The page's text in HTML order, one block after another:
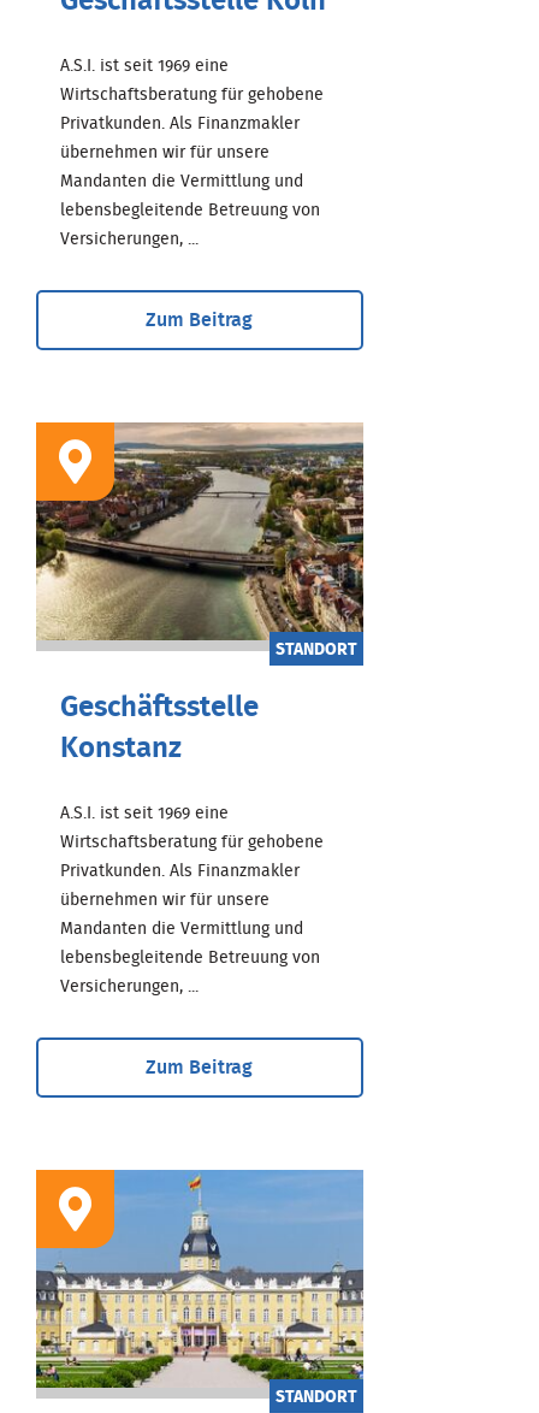
A.S.I. ist seit 1969 eine
Wirtschaftsberatung für gehobene
Privatkunden. Als Finanzmakler
übernehmen wir für unsere
Mandanten die Vermittlung und
lebensbegleitende Betreuung von
Versicherungen, ...
Zum Beitrag
STANDORT
Geschäftsstelle
Konstanz
A.S.I. ist seit 1969 eine
Wirtschaftsberatung für gehobene
Privatkunden. Als Finanzmakler
übernehmen wir für unsere
Mandanten die Vermittlung und
lebensbegleitende Betreuung von
Versicherungen, ...
Zum Beitrag
STANDORT